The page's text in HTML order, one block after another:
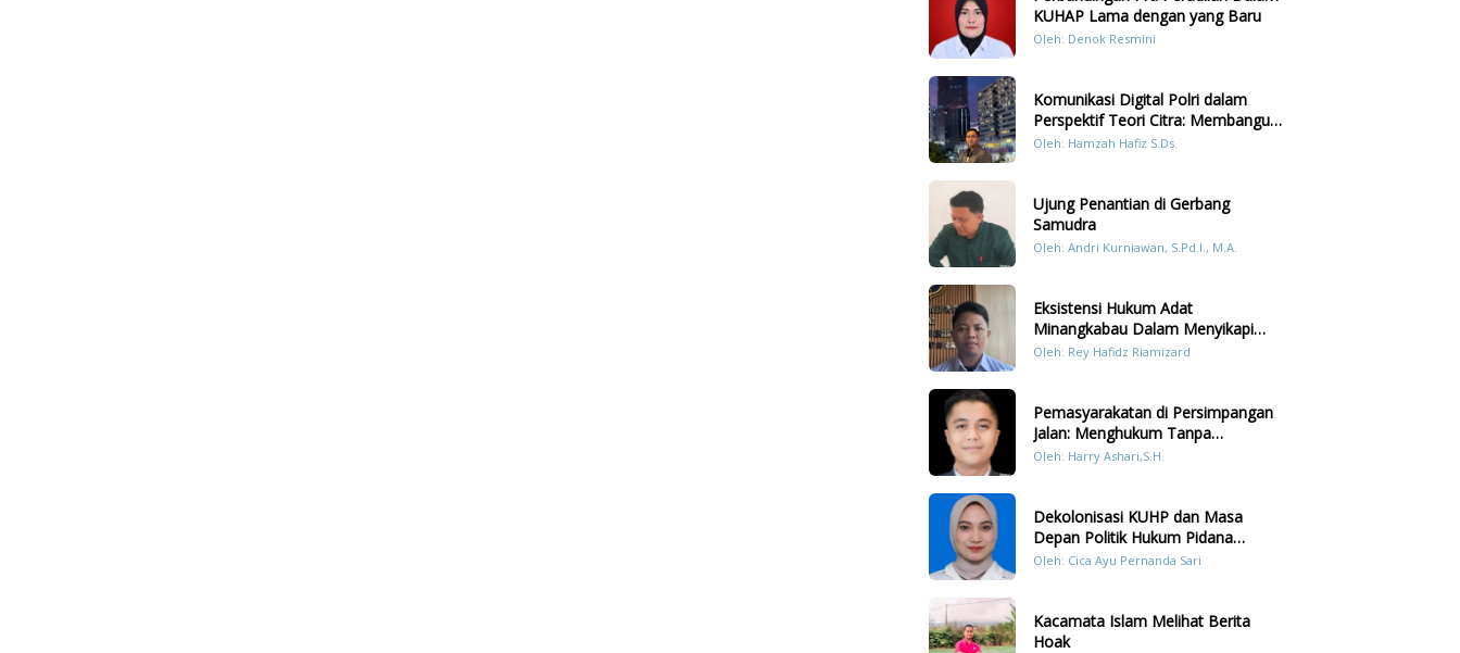
KUHAP Lama dengan yang Baru
Oleh: Denok Resmini
Komunikasi Digital Polri dalam
Perspektif Teori Citra: Membangun
Kepercayaan Publik Melalui Konten
Oleh: Hamzah Hafiz S.Ds.
Ujung Penantian di Gerbang
Samudra
Oleh: Andri Kurniawan, S.Pd.I., M.A.
Eksistensi Hukum Adat
Minangkabau Dalam Menyikapi
Prilaku LGBT Analisis Perbandingan
Oleh: Rey Hafidz Riamizard
Pemasyarakatan di Persimpangan
Jalan: Menghukum Tanpa
Memulihkan?
Oleh: Harry Ashari,S.H.
Dekolonisasi KUHP dan Masa
Depan Politik Hukum Pidana
Indonesia
Oleh: Cica Ayu Pernanda Sari
Kacamata Islam Melihat Berita
Hoak